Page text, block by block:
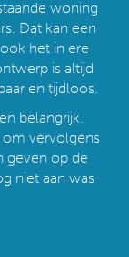
woning
Dat kan een
het in ere
is altijd
en tijdloos.
belangrijk.
om vervolgens
geven op de
niet aan was